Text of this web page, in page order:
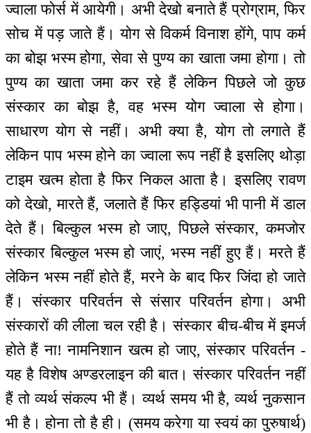
ज्वाला फोर्स में आयेगी। अभी देखो बनाते हैं प्रोग्राम, फिर
सोच में पड़ जाते हैं। योग से विकर्म विनाश होंगे, पाप कर्म
का बोझ भस्म होगा, सेवा से पुण्य का खाता जमा होगा। तो
पुण्य का खाता जमा कर रहे हैं लेकिन पिछले जो कुछ
संस्कार का बोझ है, वह भस्म योग ज्वाला से होगा।
साधारण योग से नहीं। अभी क्या है, योग तो लगाते हैं
लेकिन पाप भस्म होने का ज्वाला रूप नहीं है इसलिए थोड़ा
टाइम खत्म होता है फिर निकल आता है। इसलिए रावण
को देखो, मारते हैं, जलाते हैं फिर हड्डियां भी पानी में डाल
देते हैं। बिल्कुल भस्म हो जाए, पिछले संस्कार, कमजोर
संस्कार बिल्कुल भस्म हो जाएं, भस्म नहीं हुए हैं। मरते हैं
लेकिन भस्म नहीं होते हैं, मरने के बाद फिर जिंदा हो जाते
हैं। संस्कार परिवर्तन से संसार परिवर्तन होगा। अभी
संस्कारों की लीला चल रही है। संस्कार बीच-बीच में इमर्ज
होते हैं ना! नामनिशान खत्म हो जाए, संस्कार परिवर्तन -
यह है विशेष अण्डरलाइन की बात। संस्कार परिवर्तन नहीं
हैं तो व्यर्थ संकल्प भी हैं। व्यर्थ समय भी है, व्यर्थ नुकसान
भी है। होना तो है ही। (समय करेगा या स्वयं का पुरुषार्थ)